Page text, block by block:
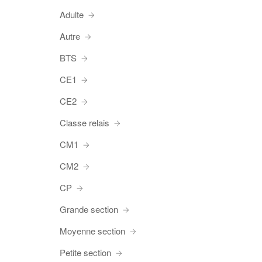
Adulte
Autre
BTS
CE1
CE2
Classe relais
CM1
CM2
CP
Grande section
Moyenne section
Petite section